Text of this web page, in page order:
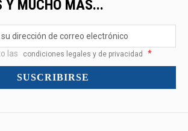
Y MUCHO MÁS...
las condiciones legales y de privacidad *
SUSCRIBIRSE